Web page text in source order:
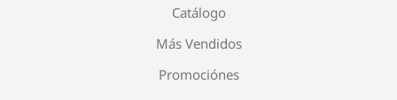
Catálogo
Más Vendidos
Promociónes